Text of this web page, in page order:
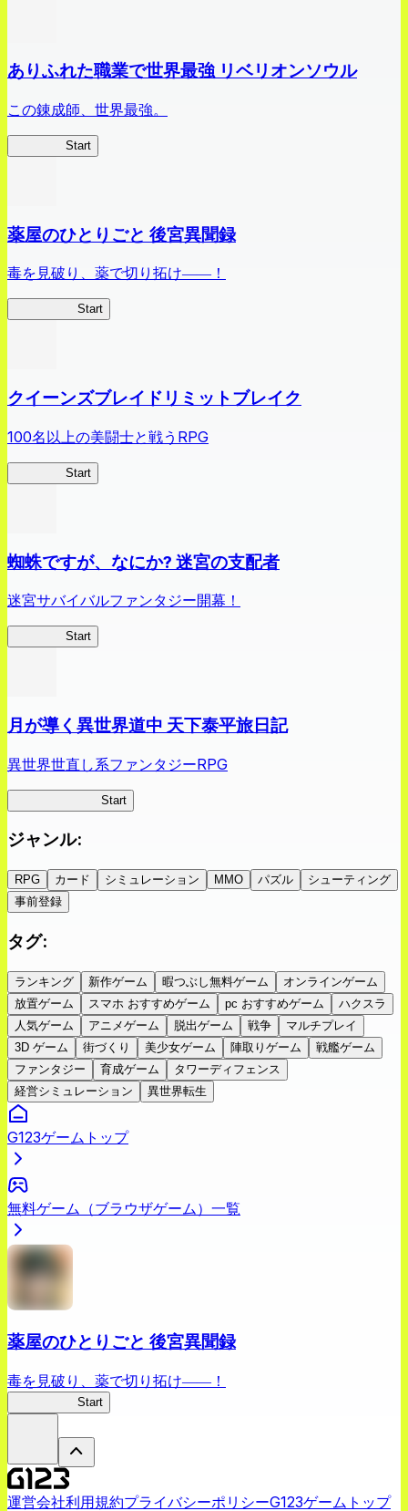
ありふれた職業で世界最強 リベリオンソウル
この錬成師、世界最強。
Start
薬屋のひとりごと 後宮異聞録
毒を見破り、薬で切り拓け――！
Start
クイーンズブレイドリミットブレイク
100名以上の美闘士と戦うRPG
Start
蜘蛛ですが、なにか? 迷宮の支配者
迷宮サバイバルファンタジー開幕！
Start
月が導く異世界道中 天下泰平旅日記
異世界世直し系ファンタジーRPG
Start
ジャンル:
RPG カード シミュレーション MMO パズル
シューティング
事前登録
タグ:
ランキング 新作ゲーム 暇つぶし無料ゲーム
オンラインゲーム
放置ゲーム
スマホ おすすめゲーム pc おすすめゲーム
ハクスラ
人気ゲーム
アニメゲーム 脱出ゲーム 戦争
マルチプレイ
3D ゲーム
街づくり 美少女ゲーム 陣取りゲーム
戦艦ゲーム
ファンタジー
育成ゲーム
タワーディフェンス
経営シミュレーション
異世界転生
G123ゲームトップ
無料ゲーム（ブラウザゲーム）一覧
薬屋のひとりごと 後宮異聞録
毒を見破り、薬で切り拓け――！
Start
運営会社利用規約プライバシーポリシーG123ゲームトップ